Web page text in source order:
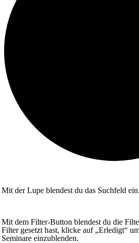
Mit der Lupe blendest du das Suchfeld ein.
Mit dem Filter-Button blendest du die
Filter gesetzt hast, klicke auf „Erledigt“
Seminare einzublenden.